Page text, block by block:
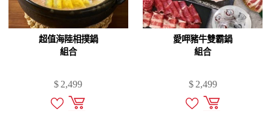
超值海陸相撲鍋
組合
$ 2,499
愛呷豬牛雙霸鍋
組合
$ 2,499